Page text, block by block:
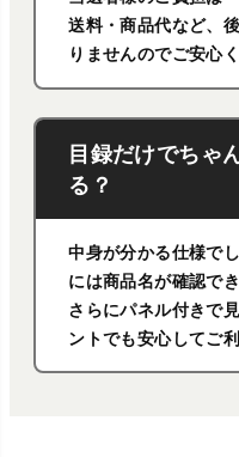
送料・商品代など、
りませんのでご安心く
目録だけでちゃ
る？
中身が分かる仕様で
には商品名が確認で
さらにパネル付きで
ントでも安心してご